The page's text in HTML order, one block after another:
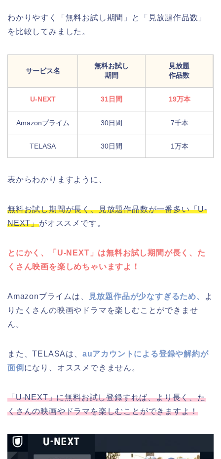
わかりやすく「無料お試し期間」と「見放題作品数」
を比較してみました。
サービス名
無料お試し
期間
見放題
作品数
U-NEXT 31日間 19万本
Amazonプライム 30日間 7千本
TELASA 30日間 1万本
表からわかりますように、
無料お試し期間が長く、見放題作品数が一番多い「U-
NEXT」がオススメです。
とにかく、「U-NEXT」は無料お試し期間が長く、た
くさん映画を楽しめちゃいますよ！
Amazonプライムは、 見放題作品が少なすぎるため、
よ
りたくさんの映画やドラマを楽しむことができませ
ん。
また、TELASAは、 auアカウントによる登録や解約が
面倒 になり、オススメできません。
「U-NEXT」に無料お試し登録すれば、より長く、た
くさんの映画やドラマを楽しむことができますよ！